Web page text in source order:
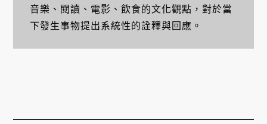
音樂、閱讀、電影、飲食的文化觀點，對於當
下發生事物提出系統性的詮釋與回應。